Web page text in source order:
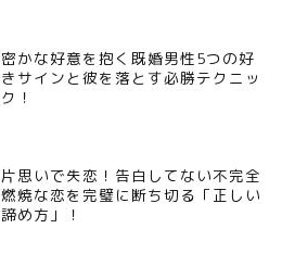
密かな好意を抱く既婚男性5つの好
きサインと彼を落とす必勝テクニッ
ク！
片思いで失恋！告白してない不完全
燃焼な恋を完璧に断ち切る「正しい
諦め方」！